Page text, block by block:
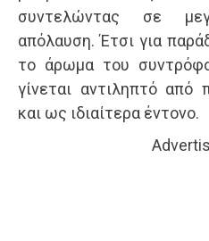
συντελώντας σε
απόλαυση. Έτσι για
το άρωμα του
γίνεται αντιληπτό
και ως ιδιαίτερα έντονο.